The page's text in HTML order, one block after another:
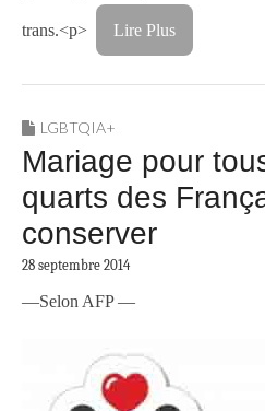
trans.<p> Lire Plus
LGBTQIA+
Mariage pour
quarts des
conserver
28 septembre 2014
—Selon AFP —